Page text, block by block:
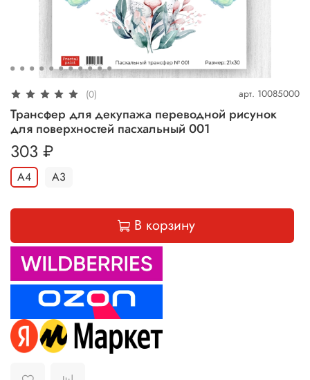
(0) арт. 10085000
Трансфер для декупажа переводной рисунок
для поверхностей пасхальный 001
303 ₽
А4 А3
В корзину